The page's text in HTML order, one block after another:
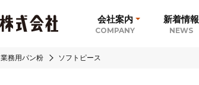
会社案内
COMPANY
新着情報
NEWS
業務用パン粉 ソフトピース